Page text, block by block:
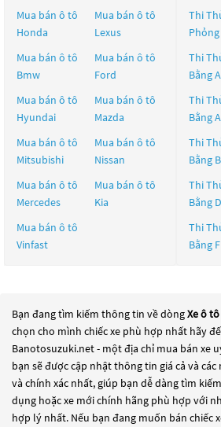
Mua bán ô tô
Honda
Mua bán ô tô
Lexus
Mua bán ô tô
Bmw
Mua bán ô tô
Ford
Mua bán ô tô
Hyundai
Mua bán ô tô
Mazda
Mua bán ô tô
Mitsubishi
Mua bán ô tô
Nissan
Mua bán ô tô
Mercedes
Mua bán ô tô
Kia
Mua bán ô tô
Vinfast
Thi
Phỏng
Thi
Bằng
Thi
Bằng
Thi
Bằng
Thi
Bằng D
Thi
Bằng F
Bạn đang tìm kiếm thông tin về dòngXe ô
chọn cho mình chiếc xe phù hợp nhất hãy
Banotosuzuki.net - một địa chỉ mua bán xe
bạn sẽ được cập nhật thông tin giá cả và
và chính xác nhất, giúp bạn dễ dàng tìm
dụng hoặc xe mới chính hãng phù hợp với
hợp lý nhất. Nếu bạn đang muốn bán chiếc